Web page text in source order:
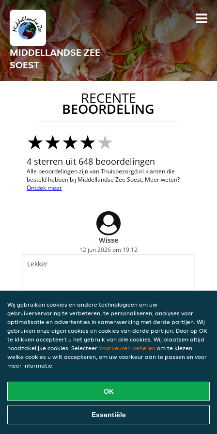
MIDDELLANDSE ZEE
SOEST
RECENTE
BEOORDELING
4 sterren uit 648 beoordelingen
Alle beoordelingen zijn van Thuisbezorgd.nl klanten die
besteld hebben bij Middellandse Zee Soest. Meer weten?
Ontdek meer
Wisse
12 jun 2026 om 19:12
Lekker
Wij gebruiken cookies en andere technologieën om uw
gebruikerservaring te verbeteren, te personaliseren, analyses voor
optimalisatie en advertenties in samenwerking met derde partijen. Wij
gebruiken onze eigen cookies en cookies van derde partijen. Door op OK
te klikken accepteert u het gebruik van alle cookies. Wij plaatsen altijd
noodzakelijke cookies. Selecteer Voorkeuren beheren om te kiezen
welke cookies u wilt accepteren, om uw voorkeur aan te passen en voor
meer informatie.
OK
Essentiële